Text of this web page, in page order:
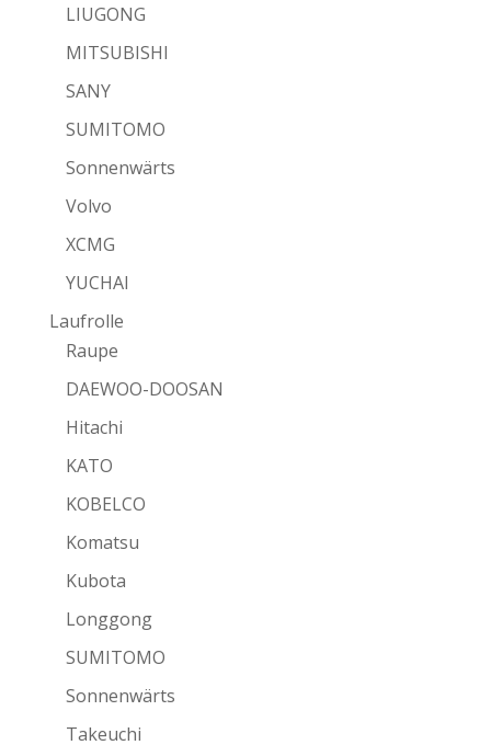
LIUGONG
MITSUBISHI
SANY
SUMITOMO
Sonnenwärts
Volvo
XCMG
YUCHAI
Laufrolle
Raupe
DAEWOO-DOOSAN
Hitachi
KATO
KOBELCO
Komatsu
Kubota
Longgong
SUMITOMO
Sonnenwärts
Takeuchi